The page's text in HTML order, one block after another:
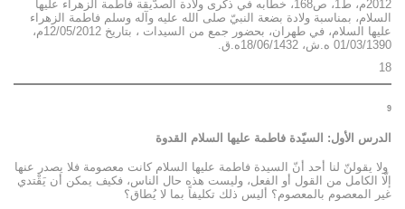
2012م، ط1، ص168، خطابه في ذكرى ولادة الصدّيقة فاطمة الزهراء عليها
السلام، بمناسبة ولادة بضعة النبيّ صلى الله عليه وآله وسلم فاطمة الزهراء
عليها السلام، في طهران، بحضور جمع من السيدات ، بتاريخ 12/05/2012م،
01/03/1390 ه.ش، 18/06/1432ه.ق.
18
9
الدرس الأول: السيّدة فاطمة عليها السلام القدوة
ولا يقولنّ لنا أحد أنّ السيدة فاطمة عليها السلام كانت معصومة فلا يصدر عنها
إلّا الكامل من القول أو الفعل، وليست هذه حال الناس، فكيف يمكن أن يَقْتدي
غير المعصوم بالمعصوم؟ أليس ذلك تكليفاً بما لا يُطاق؟